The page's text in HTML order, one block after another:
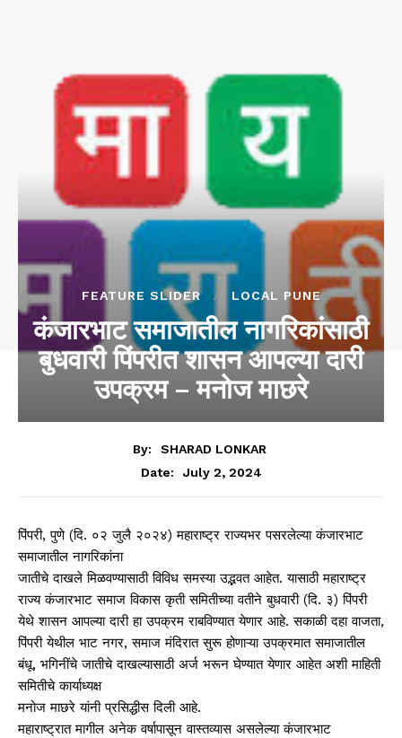
FEATURE SLIDER LOCAL PUNE
कंजारभाट समाजातील नागरिकांसाठी
बुधवारी पिंपरीत शासन आपल्या दारी
उपक्रम – मनोज माछरे
By:
SHARAD LONKAR
Date:
July 2, 2024
पिंपरी, पुणे (दि. ०२ जुलै २०२४) महाराष्ट्र राज्यभर पसरलेल्या कंजारभाट
समाजातील नागरिकांना
जातीचे दाखले मिळवण्यासाठी विविध समस्या उद्भवत आहेत. यासाठी महाराष्ट्र
राज्य कंजारभाट समाज विकास कृती समितीच्या वतीने बुधवारी (दि. ३) पिंपरी
येथे शासन आपल्या दारी हा उपक्रम राबविण्यात येणार आहे. सकाळी दहा वाजता,
पिंपरी येथील भाट नगर, समाज मंदिरात सुरू होणाऱ्या उपक्रमात समाजातील
बंधू, भगिनींचे जातीचे दाखल्यासाठी अर्ज भरून घेण्यात येणार आहेत अशी माहिती
समितीचे कार्याध्यक्ष
मनोज माछरे यांनी प्रसिद्धीस दिली आहे.
महाराष्ट्रात मागील अनेक वर्षापासून वास्तव्यास असलेल्या कंजारभाट